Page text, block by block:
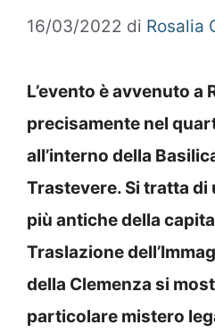
16/03/2022 di Rosalia
L’evento è avvenuto a
precisamente nel
all’interno della
Trastevere. Si tratta di
più antiche della
Traslazione
della Clemenza si
particolare mistero